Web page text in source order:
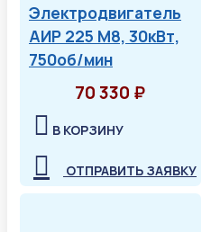
Электродвигатель
АИР 225 М8, 30кВт,
750об/мин
70 330 ₽
В КОРЗИНУ
ОТПРАВИТЬ ЗАЯВКУ